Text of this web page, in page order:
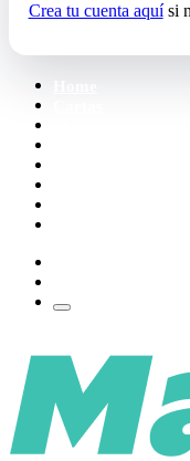
Crea tu cuenta aquísi